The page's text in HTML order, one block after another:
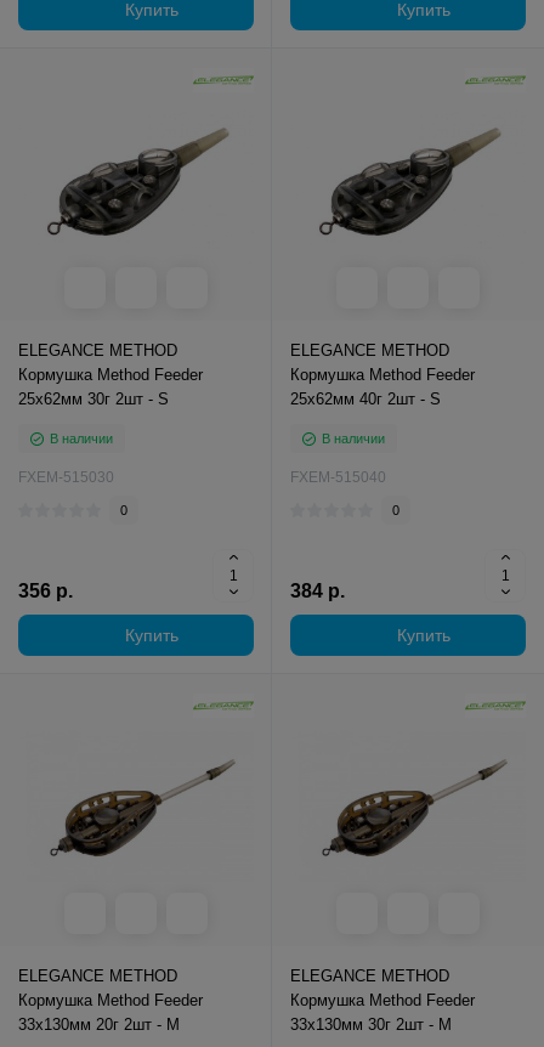
Купить Купить
ELEGANCE METHOD
Кормушка Method Feeder
25х62мм 30г 2шт - S
В наличии
FXEM-515030
0
356 р.
Купить
ELEGANCE METHOD
Кормушка Method Feeder
25х62мм 40г 2шт - S
В наличии
FXEM-515040
0
384 р.
Купить
ELEGANCE METHOD
Кормушка Method Feeder
33х130мм 20г 2шт - M
ELEGANCE METHOD
Кормушка Method Feeder
33х130мм 30г 2шт - M